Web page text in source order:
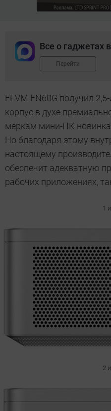
Все о гаджетах
Перейти
FEVM FN60G получил
корпус в духе
меркам мини-ПК новинка
Но благодаря этому
настоящему
обеспечит адекватную
рабочих приложениях,
1
2